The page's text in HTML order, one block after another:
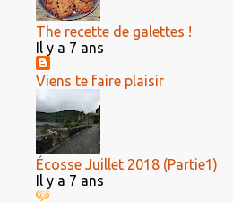
The recette de galettes !
Il y a 7 ans
Viens te faire plaisir
Écosse Juillet 2018 (Partie1)
Il y a 7 ans